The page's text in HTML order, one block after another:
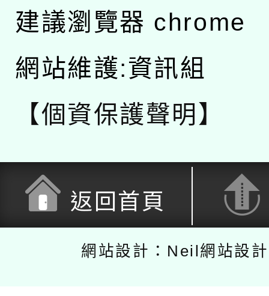
建議瀏覽器 chrome
網站維護:資訊組
【個資保護聲明】
返回首頁
網站設計：Neil網站設